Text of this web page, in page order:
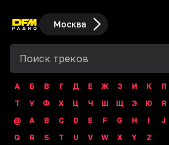
Москва
А Б В Г Д Е Ж З И К Л
Т
У Ф Х Ц Ч Ш Щ Э Ю
Я
@
A B C D E F G H I J
Q
R S T U V W X Y Z